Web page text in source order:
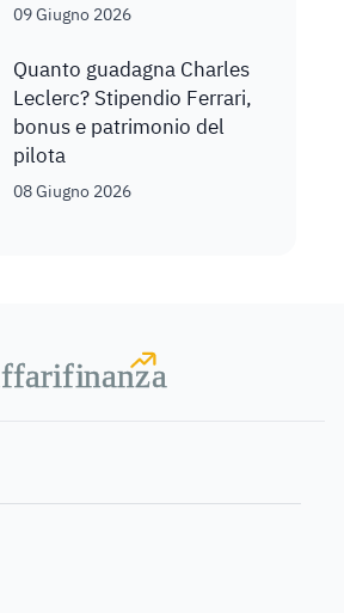
09 Giugno 2026
Quanto guadagna Charles
Leclerc? Stipendio Ferrari,
bonus e patrimonio del
pilota
08 Giugno 2026
ffarifinanza
ffarifinanza